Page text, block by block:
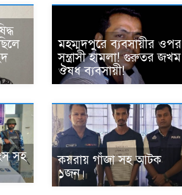
মহম্মদপুরে ব্যবসায়ীর ওপর
সন্ত্রাসী হামলা! গুরুতর জখম
ঔষধ ব্যবসায়ী!
সহ
কয়রায় গাঁজা সহ আটক
১জন।